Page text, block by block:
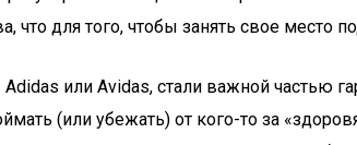
что для того, чтобы занять свое место
или Avidas, стали важной частью
(или убежать) от кого-то за